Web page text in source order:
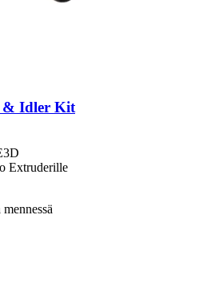
& Idler Kit
Extruderille